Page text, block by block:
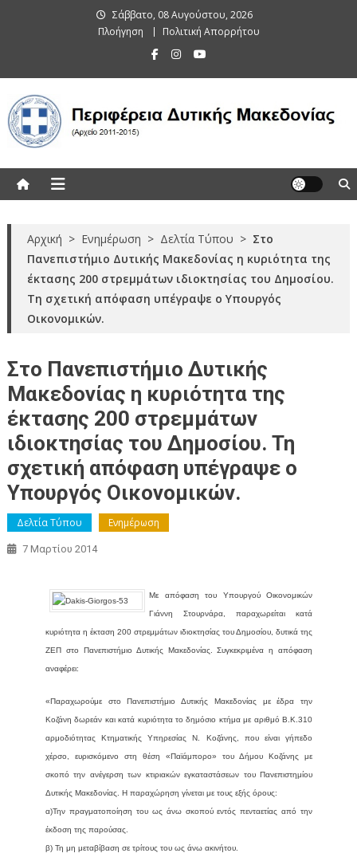
Σάββατο, 08 Αυγούστου, 2026
Πλοήγηση
Πολιτική Απορρήτου
Αρχική > Ενημέρωση > Δελτία Τύπου > Στο
Πανεπιστήμιο Δυτικής Μακεδονίας η κυριότητα της
έκτασης 200 στρεμμάτων ιδιοκτησίας του Δημοσίου.
Τη σχετική απόφαση υπέγραψε ο Υπουργός
Οικονομικών.
Στο Πανεπιστήμιο Δυτικής
Μακεδονίας η κυριότητα της
έκτασης 200 στρεμμάτων
ιδιοκτησίας του Δημοσίου. Τη
σχετική απόφαση υπέγραψε ο
Υπουργός Οικονομικών.
Δελτία Τύπου Ενημέρωση
7 Μαρτίου 2014
Με απόφαση του Υπουργού Οικονομικών
Γιάννη Στουρνάρα, παραχωρείται κατά
κυριότητα η έκταση 200 στρεμμάτων ιδιοκτησίας του Δημοσίου, δυτικά της
ΖΕΠ στο Πανεπιστήμιο Δυτικής Μακεδονίας. Συγκεκριμένα η απόφαση
αναφέρει:
«Παραχωρούμε στο Πανεπιστήμιο Δυτικής Μακεδονίας με έδρα την
Κοζάνη δωρεάν και κατά κυριότητα το δημόσιο κτήμα με αριθμό Β.Κ.310
αρμοδιότητας Κτηματικής Υπηρεσίας Ν. Κοζάνης, που είναι γήπεδο
χέρσο, ευρισκόμενο στη θέση «Παϊάμπορο» του Δήμου Κοζάνης με
σκοπό την ανέγερση των κτιριακών εγκαταστάσεων του Πανεπιστημίου
Δυτικής Μακεδονίας. Η παραχώρηση γίνεται με τους εξής όρους:
α)Την πραγματοποίηση του ως άνω σκοπού εντός πενταετίας από την
έκδοση της παρούσας.
β) Τη μη μεταβίβαση σε τρίτους του ως άνω ακινήτου.